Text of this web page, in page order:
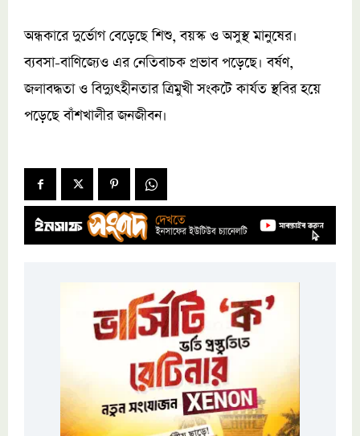
অন্ধকারে দুর্ভোগ বেড়েছে শিশু, বয়স্ক ও অসুস্থ মানুষের।
ব্যবসা-বাণিজ্যেও এর নেতিবাচক প্রভাব পড়েছে। বর্ষণ,
জলাবদ্ধতা ও বিদ্যুৎহীনতার ত্রিমুখী সংকটে কার্যত স্থবির হয়ে
পড়েছে বাঁশখালীর জনজীবন।